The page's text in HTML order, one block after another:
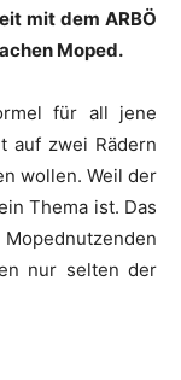
mit dem ARBÖ
Moped.
für all jene
auf zwei Rädern
wollen. Weil der
Thema ist. Das
Mopednutzenden
nur selten der